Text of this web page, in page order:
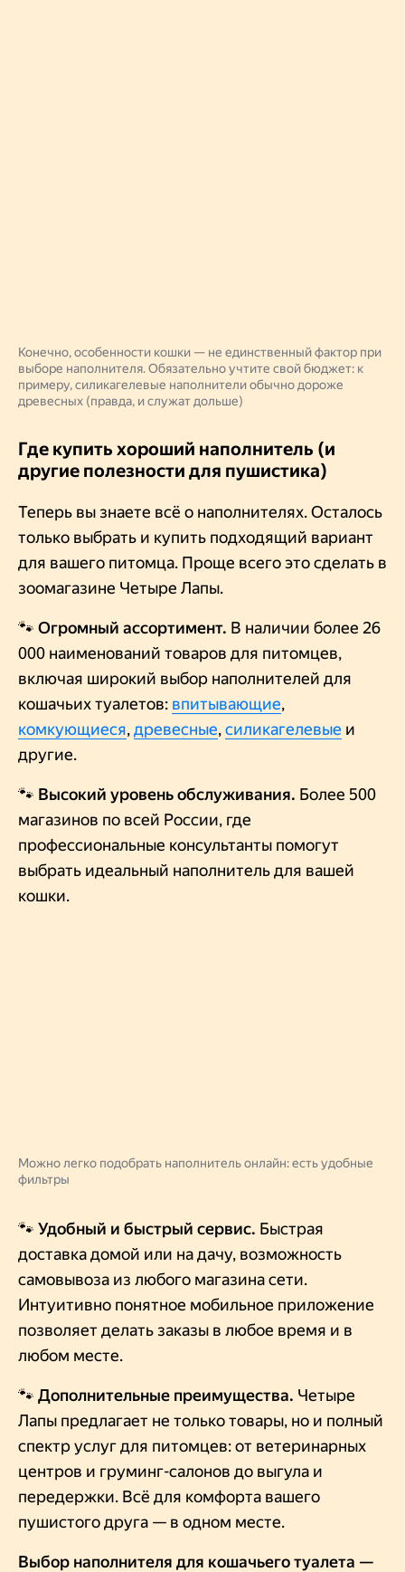
Конечно, особенности кошки — не единственный фактор при
выборе наполнителя. Обязательно учтите свой бюджет: к
примеру, силикагелевые наполнители обычно дороже
древесных (правда, и служат дольше)
Где купить хороший наполнитель (и
другие полезности для пушистика)
Теперь вы знаете всё о наполнителях. Осталось
только выбрать и купить подходящий вариант
для вашего питомца. Проще всего это сделать в
зоомагазине Четыре Лапы.
🐾 Огромный ассортимент. В наличии более 26
000 наименований товаров для питомцев,
включая широкий выбор наполнителей для
кошачьих туалетов: впитывающие,
комкующиеся,древесные,силикагелевые и
другие.
🐾 Высокий уровень обслуживания. Более 500
магазинов по всей России, где
профессиональные консультанты помогут
выбрать идеальный наполнитель для вашей
кошки.
Можно легко подобрать наполнитель онлайн: есть удобные
фильтры
🐾 Удобный и быстрый сервис. Быстрая
доставка домой или на дачу, возможность
самовывоза из любого магазина сети.
Интуитивно понятное мобильное приложение
позволяет делать заказы в любое время и в
любом месте.
🐾 Дополнительные преимущества. Четыре
Лапы предлагает не только товары, но и полный
спектр услуг для питомцев: от ветеринарных
центров и груминг-салонов до выгула и
передержки. Всё для комфорта вашего
пушистого друга — в одном месте.
Выбор наполнителя для кошачьего туалета —